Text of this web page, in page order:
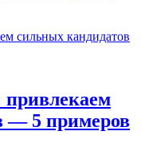
— 5 примеров